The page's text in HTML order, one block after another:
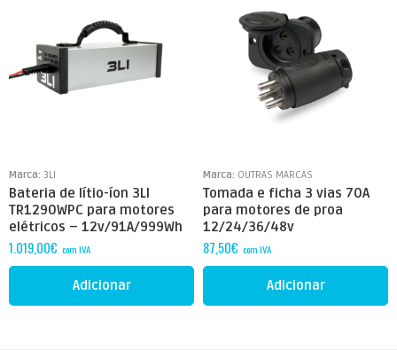
Marca: 3LI
Bateria de lítio-íon 3LI
TR1290WPC para motores
elétricos – 12v/91A/999Wh
1.019,00€ com IVA
Adicionar
Marca: OUTRAS MARCAS
Tomada e ficha 3 vias 70A
para motores de proa
12/24/36/48v
87,50€ com IVA
Adicionar